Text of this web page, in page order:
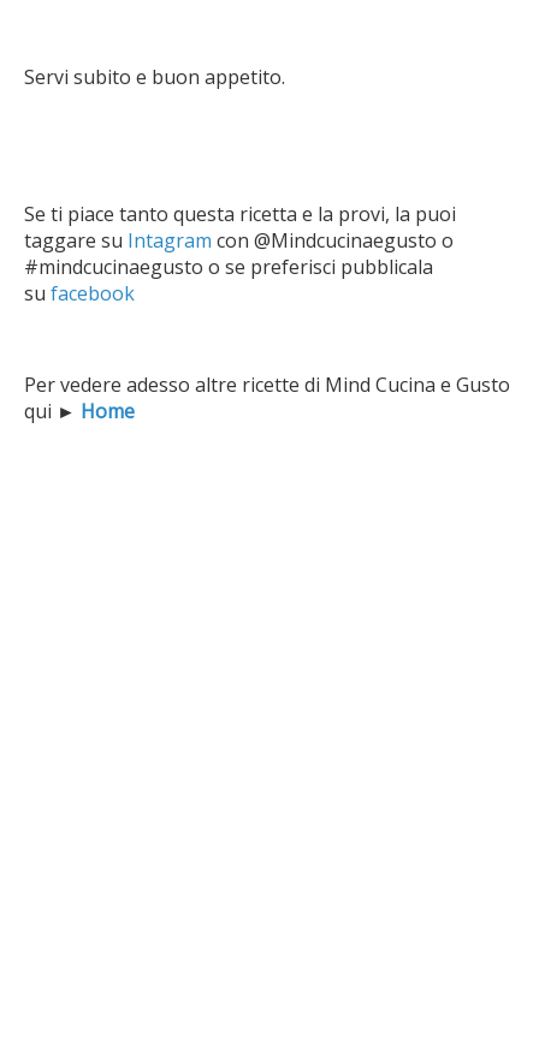
Servi subito e buon appetito.
Se ti piace tanto questa ricetta e la provi, la puoi
taggare su Intagram con @Mindcucinaegusto o
#mindcucinaegusto o se preferisci pubblicala
su facebook
Per vedere adesso altre ricette di Mind Cucina e Gusto
qui ► Home